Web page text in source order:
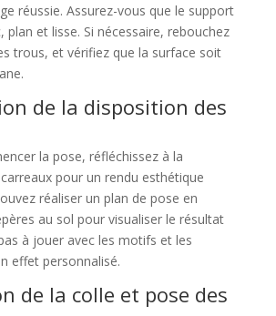
réussie. Assurez-vous que le support
plan et lisse. Si nécessaire, rebouchez
trous, et vérifiez que la surface soit
de la disposition des
la pose, réfléchissez à la
pour un rendu esthétique
réaliser un plan de pose en
au sol pour visualiser le résultat
à jouer avec les motifs et les
effet personnalisé.
de la colle et pose des